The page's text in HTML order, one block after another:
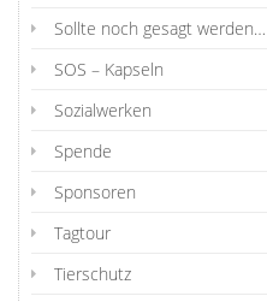
Sollte noch gesagt werden…
SOS – Kapseln
Sozialwerken
Spende
Sponsoren
Tagtour
Tierschutz